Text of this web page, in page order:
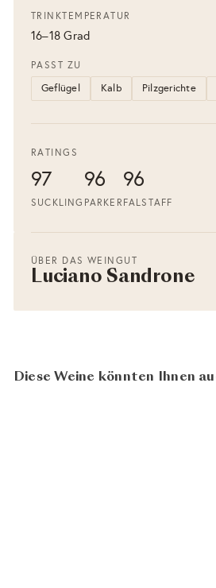
TRINKTEMPERATUR
16–18 Grad
PASST ZU
Geflügel Kalb Pilzgerichte
RATINGS
97
SUCKLING
96
PARKER
96
FALSTAFF
ÜBER DAS WEINGUT
Luciano Sandrone
Diese Weine könnten Ihnen